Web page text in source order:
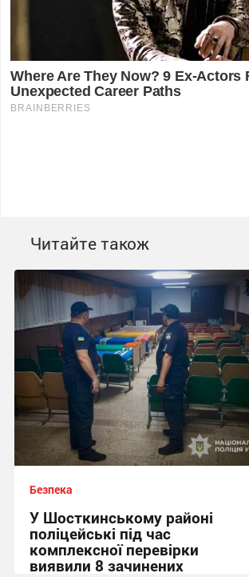
Читайте також
Безпека
У Шосткинському районі
поліцейські під час
комплексної перевірки
виявили 8 зачинених